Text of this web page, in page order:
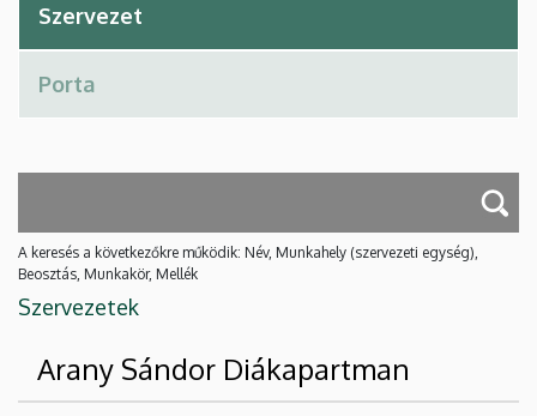
A keresés a következőkre működik: Név, Munkahely (szervezeti egység),
Beosztás, Munkakör, Mellék
Szervezetek
Arany Sándor Diákapartman